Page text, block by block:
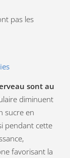
pas les
sont au
diminuent
sucre en
pendant cette
favorisant la